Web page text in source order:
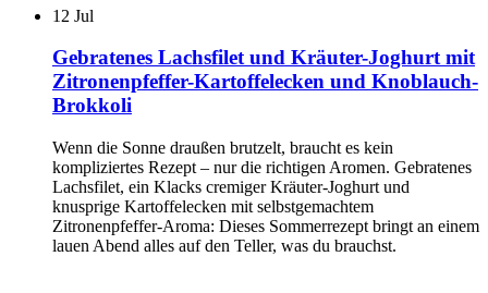
12 Jul
Gebratenes Lachsfilet und Kräuter-Joghurt mit
Zitronenpfeffer-Kartoffelecken und Knoblauch-
Brokkoli
Wenn die Sonne draußen brutzelt, braucht es kein
kompliziertes Rezept – nur die richtigen Aromen. Gebratenes
Lachsfilet, ein Klacks cremiger Kräuter-Joghurt und
knusprige Kartoffelecken mit selbstgemachtem
Zitronenpfeffer-Aroma: Dieses Sommerrezept bringt an einem
lauen Abend alles auf den Teller, was du brauchst.